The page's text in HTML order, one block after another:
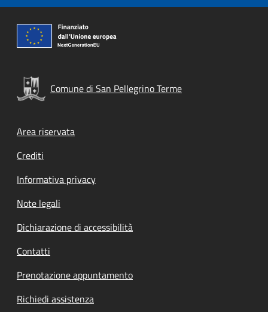
Comune di San Pellegrino Terme
Footer menu
Area riservata
Crediti
Informativa privacy
Note legali
Dichiarazione di accessibilità
Contatti
Prenotazione appuntamento
Richiedi assistenza